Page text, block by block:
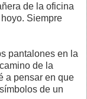
de la oficina
Siempre
pantalones en la
de la
a pensar en que
de un